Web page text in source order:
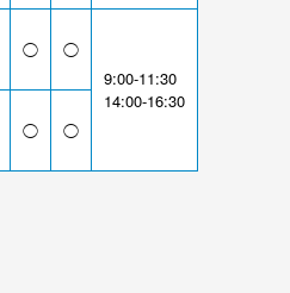
◯
◯
9:00-11:30
14:00-16:30
◯ ◯